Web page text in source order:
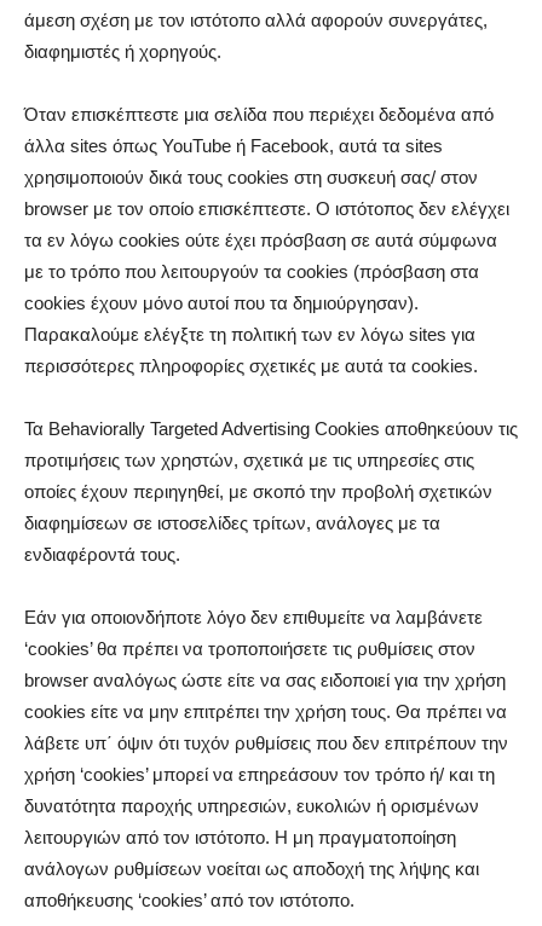
άμεση σχέση με τον ιστότοπο αλλά αφορούν συνεργάτες,
διαφημιστές ή χορηγούς.
Όταν επισκέπτεστε μια σελίδα που περιέχει δεδομένα από
άλλα sites όπως YouTube ή Facebook, αυτά τα sites
χρησιμοποιούν δικά τους cookies στη συσκευή σας/ στον
browser με τον οποίο επισκέπτεστε. Ο ιστότοπος δεν ελέγχει
τα εν λόγω cookies ούτε έχει πρόσβαση σε αυτά σύμφωνα
με το τρόπο που λειτουργούν τα cookies (πρόσβαση στα
cookies έχουν μόνο αυτοί που τα δημιούργησαν).
Παρακαλούμε ελέγξτε τη πολιτική των εν λόγω sites για
περισσότερες πληροφορίες σχετικές με αυτά τα cookies.
Τα Behaviorally Targeted Advertising Cookies αποθηκεύουν τις
προτιμήσεις των χρηστών, σχετικά με τις υπηρεσίες στις
οποίες έχουν περιηγηθεί, με σκοπό την προβολή σχετικών
διαφημίσεων σε ιστοσελίδες τρίτων, ανάλογες με τα
ενδιαφέροντά τους.
Εάν για οποιονδήποτε λόγο δεν επιθυμείτε να λαμβάνετε
‘cookies’ θα πρέπει να τροποποιήσετε τις ρυθμίσεις στον
browser αναλόγως ώστε είτε να σας ειδοποιεί για την χρήση
cookies είτε να μην επιτρέπει την χρήση τους. Θα πρέπει να
λάβετε υπ΄ όψιν ότι τυχόν ρυθμίσεις που δεν επιτρέπουν την
χρήση ‘cookies’ μπορεί να επηρεάσουν τον τρόπο ή/ και τη
δυνατότητα παροχής υπηρεσιών, ευκολιών ή ορισμένων
λειτουργιών από τον ιστότοπο. Η μη πραγματοποίηση
ανάλογων ρυθμίσεων νοείται ως αποδοχή της λήψης και
αποθήκευσης ‘cookies’ από τον ιστότοπο.